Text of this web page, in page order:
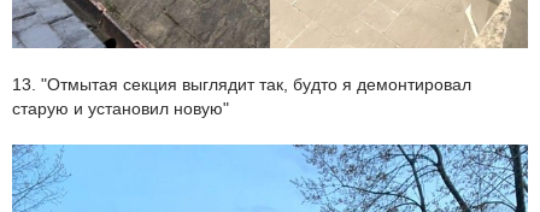
13. "Отмытая секция выглядит так, будто я демонтировал
старую и установил новую"